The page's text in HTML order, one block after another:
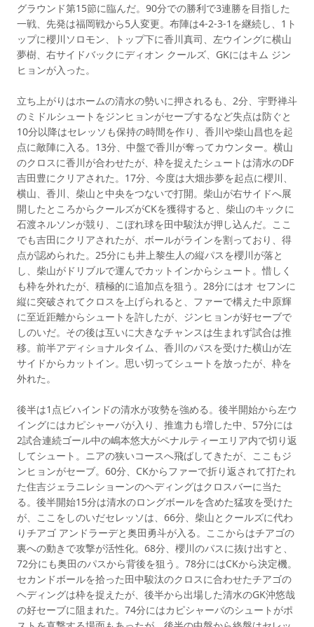
グラウンド第15節に臨んだ。90分での勝利で3連勝を目指した
一戦、先発は福岡戦から5人変更。布陣は4-2-3-1を継続し、1ト
ップに櫻川ソロモン、トップ下に香川真司、左ウイングに横山
夢樹、右サイドバックにディオン クールズ、GKにはキム ジン
ヒョンが入った。
立ち上がりはホームの清水の勢いに押されるも、2分、宇野禅斗
のミドルシュートをジンヒョンがセーブするなど失点は防ぐと
10分以降はセレッソも保持の時間を作り、香川や柴山昌也を起
点に敵陣に入る。13分、中盤で香川が奪ってカウンター。横山
のクロスに香川が合わせたが、枠を捉えたシュートは清水のDF
吉田豊にクリアされた。17分、今度は大畑歩夢を起点に櫻川、
横山、香川、柴山と中央をつないで打開。柴山が右サイドへ展
開したところからクールズがCKを獲得すると、柴山のキックに
石渡ネルソンが競り、こぼれ球を田中駿汰が押し込んだ。ここ
でも吉田にクリアされたが、ボールがラインを割っており、得
点が認められた。25分にも井上黎生人の縦パスを櫻川が落と
し、柴山がドリブルで運んでカットインからシュート。惜しく
も枠を外れたが、積極的に追加点を狙う。28分にはオ セフンに
縦に突破されてクロスを上げられると、ファーで構えた中原輝
に至近距離からシュートを許したが、ジンヒョンが好セーブで
しのいだ。その後は互いに大きなチャンスは生まれず試合は推
移。前半アディショナルタイム、香川のパスを受けた横山が左
サイドからカットイン。思い切ってシュートを放ったが、枠を
外れた。
後半は1点ビハインドの清水が攻勢を強める。後半開始から左ウ
イングにはカピシャーバが入り、推進力も増した中、57分には
2試合連続ゴール中の嶋本悠大がペナルティーエリア内で切り返
してシュート。ニアの狭いコースへ飛ばしてきたが、ここもジ
ンヒョンがセーブ。60分、CKからファーで折り返されて打たれ
た住吉ジェラニレショーンのヘディングはクロスバーに当た
る。後半開始15分は清水のロングボールを含めた猛攻を受けた
が、ここをしのいだセレッソは、66分、柴山とクールズに代わ
りチアゴ アンドラーデと奥田勇斗が入る。ここからはチアゴの
裏への動きで攻撃が活性化。68分、櫻川のパスに抜け出すと、
72分にも奥田のパスから背後を狙う。78分にはCKから決定機。
セカンドボールを拾った田中駿汰のクロスに合わせたチアゴの
ヘディングは枠を捉えたが、後半から出場した清水のGK沖悠哉
の好セーブに阻まれた。74分にはカピシャーバのシュートがポ